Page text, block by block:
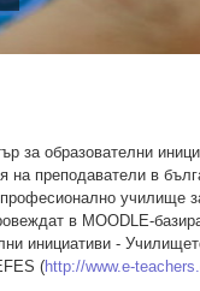
за образователни
на преподаватели в
училище
в MOODLE-
инициативи -
(http://www.e-